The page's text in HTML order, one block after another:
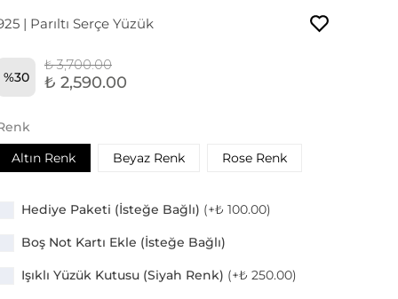
| Parıltı Serçe Yüzük
%30
₺ 3,700.00
₺ 2,590.00
Altın Renk
Beyaz Renk Rose Renk
Hediye Paketi (İsteğe Bağlı) (+₺ 100.00)
Boş Not Kartı Ekle (İsteğe Bağlı)
Işıklı Yüzük Kutusu (Siyah Renk) (+₺ 250.00)